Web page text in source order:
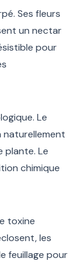
Ses fleurs
un nectar
pour
Le
naturellement
plante. Le
chimique
toxine
les
feuillage pour